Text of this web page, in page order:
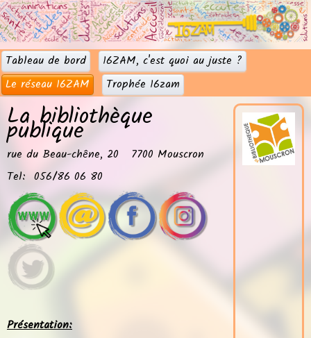
Tableau de bord
16ZAM, c'est quoi au juste ?
Le réseau 16ZAM
Trophée 16zam
La bibliothèque
publique
rue du Beau-chêne, 20 7700 Mouscron
Tel: 056/86 06 80
Présentation: